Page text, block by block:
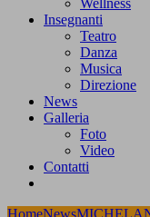
Wellness
Insegnanti
Teatro
Danza
Musica
Direzione
News
Galleria
Foto
Video
Contatti
HomeNews